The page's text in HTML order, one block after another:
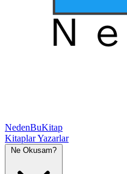
NedenBuKitap
KitaplarYazarlar
Ne Okusam?